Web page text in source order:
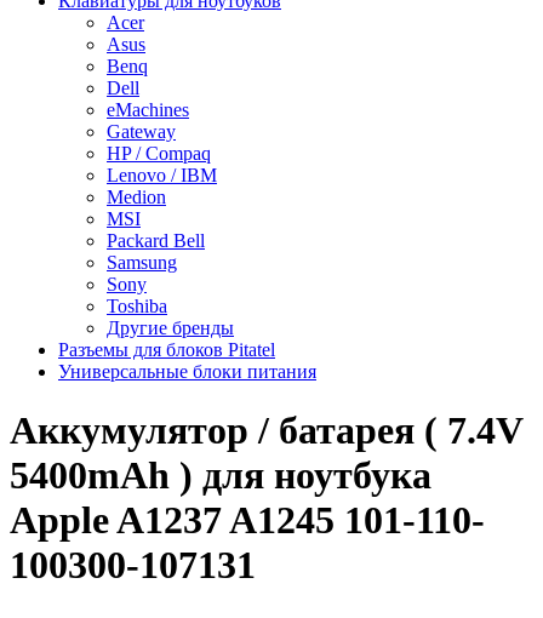
Acer
Asus
Benq
Dell
eMachines
Gateway
HP / Compaq
Lenovo / IBM
Medion
MSI
Packard Bell
Samsung
Sony
Toshiba
Другие бренды
Разъемы для блоков Pitatel
Универсальные блоки питания
Аккумулятор / батарея ( 7.4V
5400mAh ) для ноутбука
Apple A1237 A1245 101-110-
100300-107131